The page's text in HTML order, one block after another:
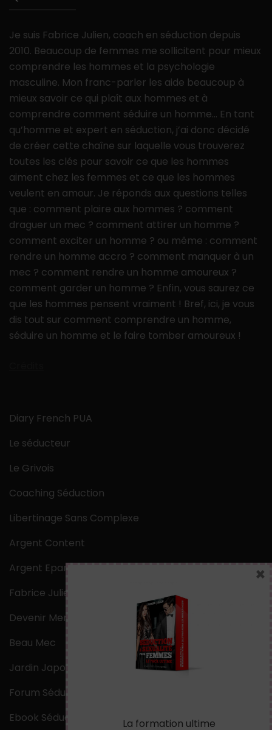
Je suis Fabrice Julien, coach en séduction depuis
2010. Beaucoup de femmes me sollicitent pour mieux
comprendre les hommes et la psychologie
masculine. Mon franc-parler les aide beaucoup à
mieux savoir ce qui plaît aux hommes et à
comprendre comment séduire un homme… En tant
qu’homme et expert en séduction, j’ai donc décidé
de créer cette chaîne sur laquelle vous trouverez
toutes les clés pour savoir ce que les hommes
aiment chez les femmes et ce que les hommes
veulent en amour. Je réponds aux questions telles
que : comment plaire aux hommes ? comment
draguer un mec ? comment attirer un homme ?
comment exciter un homme ? ou même : comment
rendre un homme accro ? comment manquer à un
mec ? comment rendre un homme amoureux ?
comment garder un homme ? Enfin, vous saurez ce
que les hommes pensent vraiment ! Bref, ici, je vous
dis tout sur comment comprendre un homme,
séduire un homme et le faire tomber amoureux !
Diary French PUA
Le séducteur
Le Grivois
Coaching Séduction
Libertinage Sans Complexe
Argent Content
Argent Epargne
Fabrice Julien
Devenir Mentaliste
Beau Mec
Jardin Japonais Zen
Forum Séduction
Ebook Séduction
La formation ultime
×